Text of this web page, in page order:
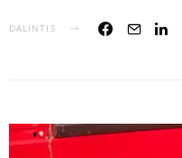
DALINTIS